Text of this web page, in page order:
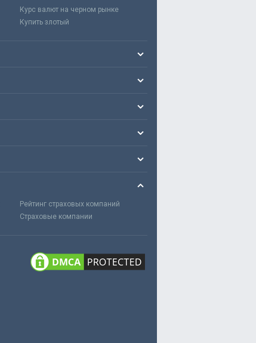
Курс валют на черном рынке
Купить злотый
Рейтинг страховых компаний
Страховые компании